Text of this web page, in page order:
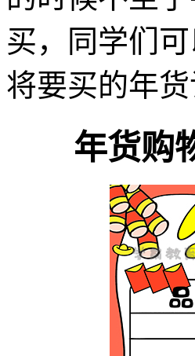
买，同学们
将要买的年
年货购物